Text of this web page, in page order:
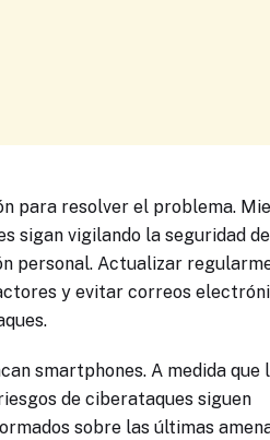
para resolver el problema.
sigan vigilando la seguridad
personal. Actualizar
y evitar correos
smartphones. A medida que
de ciberataques siguen
sobre las últimas